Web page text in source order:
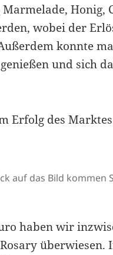
Marmelade, Honig,
wobei der
konnte
und sich
Erfolg des
auf das Bild kommen
haben wir
überwiesen.